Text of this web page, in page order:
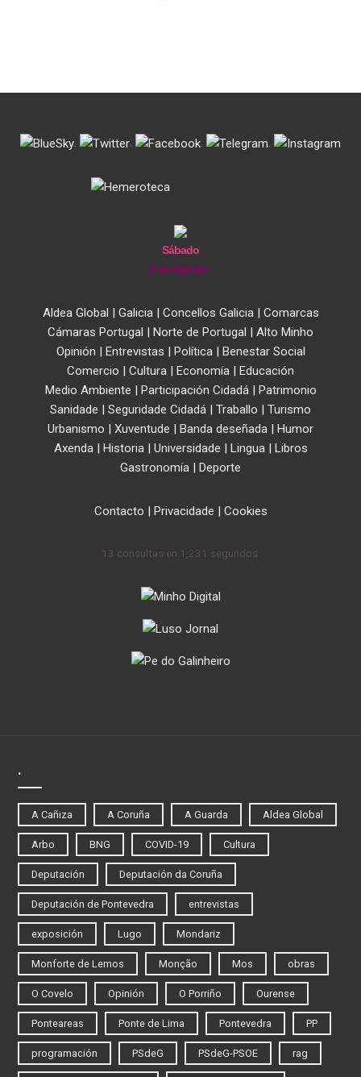
. . . .
Sábado
8 de Agosto
Aldea Global | Galicia| Concellos Galicia| Comarcas
Cámaras Portugal | Norte de Portugal | Alto Minho
Opinión | Entrevistas | Política| Benestar Social
Comercio | Cultura | Economía | Educación
Medio Ambiente | Participación Cidadá| Patrimonio
Sanidade | Seguridade Cidadá | Traballo | Turismo
Urbanismo | Xuventude | Banda deseñada | Humor
Axenda| Historia| Universidade | Lingua| Libros
Gastronomía | Deporte
Contacto | Privacidade | Cookies
13 consultas en 1,231 segundos.
.
A Cañiza A Coruña A Guarda Aldea Global
Arbo BNG COVID-19 Cultura
Deputación Deputación da Coruña
Deputación de Pontevedra entrevistas
exposición Lugo Mondariz
Monforte de Lemos Monção Mos obras
O Covelo Opinión O Porriño Ourense
Ponteareas Ponte de Lima Pontevedra PP
programación PSdeG PSdeG-PSOE rag